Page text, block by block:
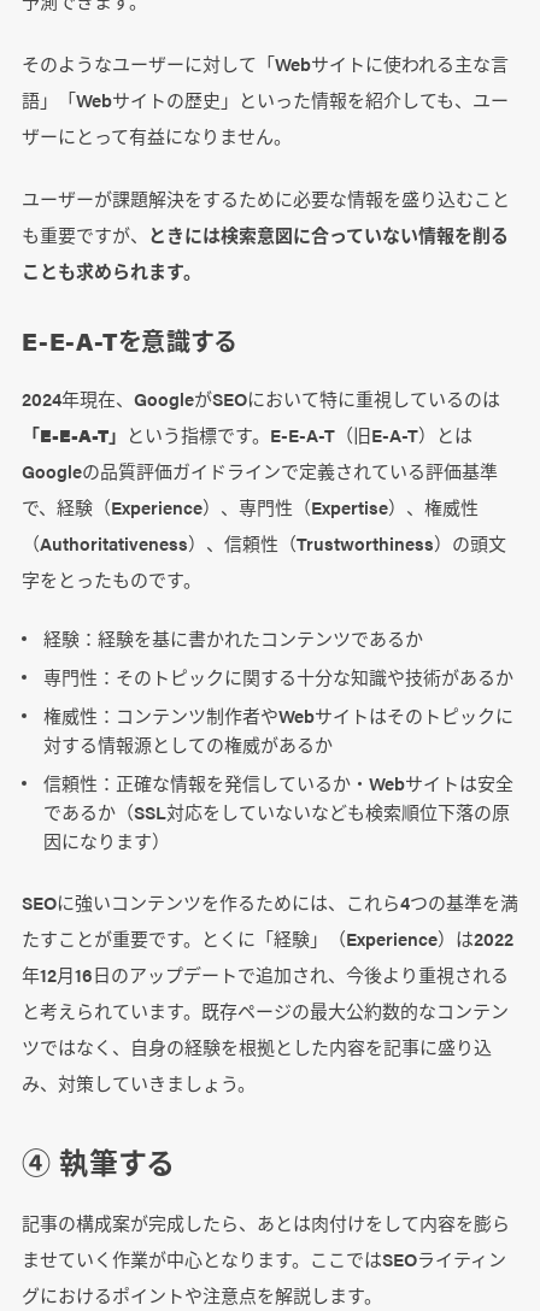
そのようなユーザーに対して「Webサイトに使われる主な言
語」「Webサイトの歴史」といった情報を紹介しても、ユー
ザーにとって有益になりません。
ユーザーが課題解決をするために必要な情報を盛り込むこと
も重要ですが、 ときには検索意図に合っていない情報を削る
ことも求められます。
E-E-A-Tを意識する
2024年現在、GoogleがSEOにおいて特に重視しているのは
「E-E-A-T」 という指標です。E-E-A-T（旧E-A-T）とは
Googleの品質評価ガイドラインで定義されている評価基準
で、経験（Experience）、専門性（Expertise）、権威性
（Authoritativeness）、信頼性（Trustworthiness）の頭文
字をとったものです。
経験：経験を基に書かれたコンテンツであるか
専門性：そのトピックに関する十分な知識や技術があるか
権威性：コンテンツ制作者やWebサイトはそのトピックに
対する情報源としての権威があるか
信頼性：正確な情報を発信しているか・Webサイトは安全
であるか（SSL対応をしていないなども検索順位下落の原
因になります）
SEOに強いコンテンツを作るためには、これら4つの基準を満
たすことが重要です。とくに「経験」（Experience）は2022
年12月16日のアップデートで追加され、今後より重視される
と考えられています。既存ページの最大公約数的なコンテン
ツではなく、自身の経験を根拠とした内容を記事に盛り込
み、対策していきましょう。
④ 執筆する
記事の構成案が完成したら、あとは肉付けをして内容を膨ら
ませていく作業が中心となります。ここではSEOライティン
グにおけるポイントや注意点を解説します。